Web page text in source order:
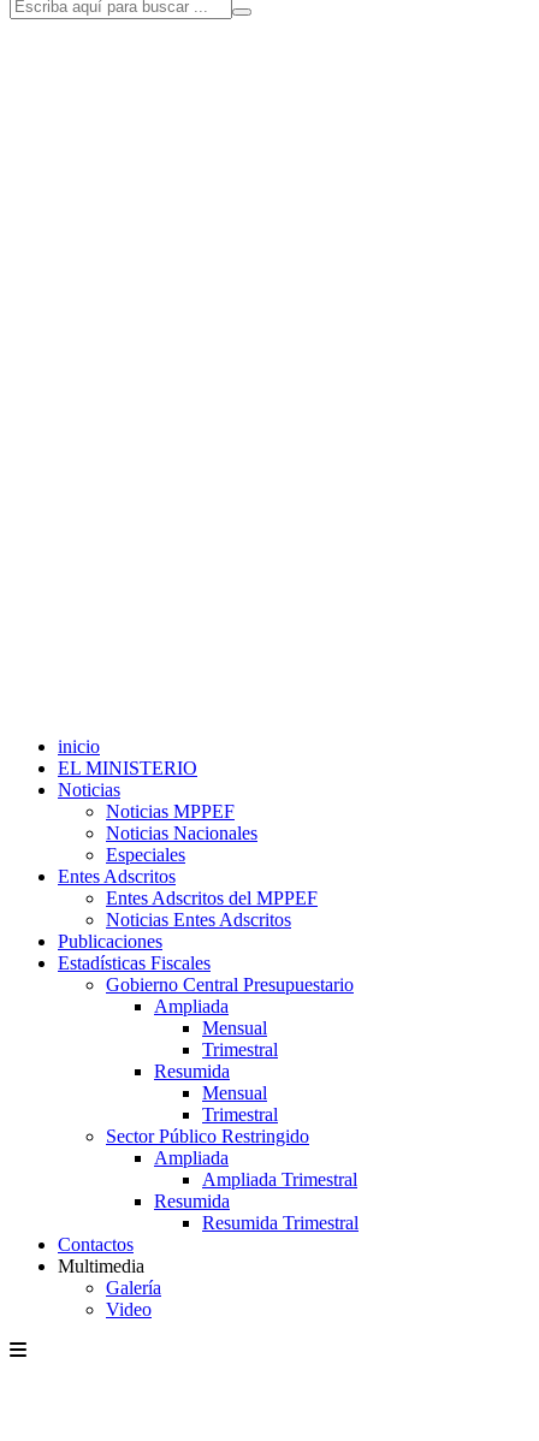
inicio
EL MINISTERIO
Noticias
Noticias MPPEF
Noticias Nacionales
Especiales
Entes Adscritos
Entes Adscritos del MPPEF
Noticias Entes Adscritos
Publicaciones
Estadísticas Fiscales
Gobierno Central Presupuestario
Ampliada
Mensual
Trimestral
Resumida
Mensual
Trimestral
Sector Público Restringido
Ampliada
Ampliada Trimestral
Resumida
Resumida Trimestral
Contactos
Multimedia
Galería
Video